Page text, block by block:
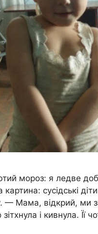
мороз: я ледве
сусідські
— Мама, відкрий, ми
і кивнула. Її